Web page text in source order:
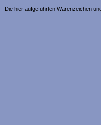
Die hier aufgeführten Warenzeichen